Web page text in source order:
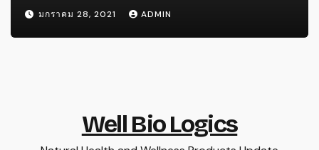
มกราคม 28, 2021 ADMIN
Well Bio Logics